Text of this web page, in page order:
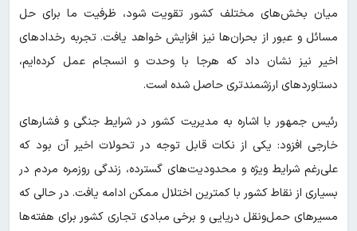
میان بخش‌های مختلف کشور تقویت شود، ظرفیت ما برای حل
مسائل و عبور از بحران‌ها نیز افزایش خواهد یافت. تجربه رخدادهای
اخیر نیز نشان داد که هرجا با وحدت و انسجام عمل کرده‌ایم،
دستاوردهای ارزشمندتری حاصل شده است.
رئیس جمهور با اشاره به مدیریت کشور در شرایط جنگی و فشارهای
خارجی افزود: یکی از نکات قابل توجه در تحولات اخیر آن بود که
علی‌رغم شرایط ویژه و محدودیت‌های گسترده، زندگی روزمره مردم در
بسیاری از نقاط کشور با کمترین اختلال ممکن ادامه یافت. در حالی که
مسیرهای حمل‌ونقل دریایی و برخی مبادی تجاری کشور برای هفته‌ها